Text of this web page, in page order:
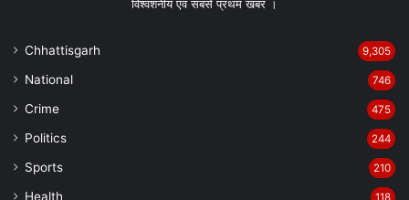
विश्वशनीय एवं सबसे प्रथम खबर ।
Chhattisgarh 9,305
National 746
Crime 475
Politics 244
Sports 210
Health